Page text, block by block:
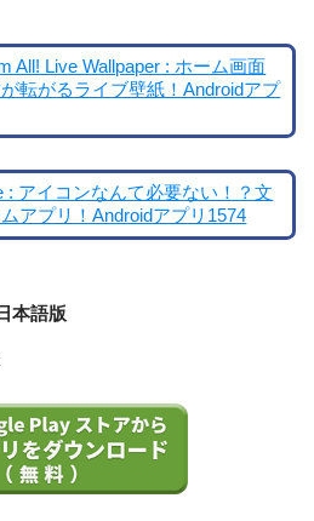
All! Live Wallpaper : ホーム画面
転がるライブ壁紙！Androidアプ
: アイコンなんて必要ない！？文
アプリ！Androidアプリ1574
本語版